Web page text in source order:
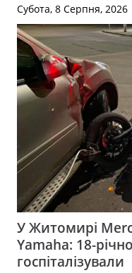
Субота, 8 Серпня, 2026
У Житомирі
Yamaha: 18-
госпіталізували